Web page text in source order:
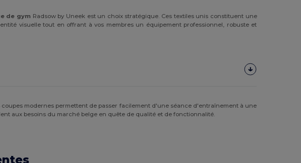
de gym Radsow by Uneek est un choix stratégique. Ces textiles unis constituent une
visuelle tout en offrant à vos membres un équipement professionnel, robuste et
modernes permettent de passer facilement d'une séance d'entraînement à une
aux besoins du marché belge en quête de qualité et de fonctionnalité.